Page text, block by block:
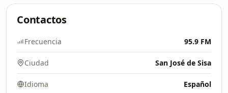
Contactos
Frecuencia 95.9 FM
Ciudad San José de Sisa
Idioma Español